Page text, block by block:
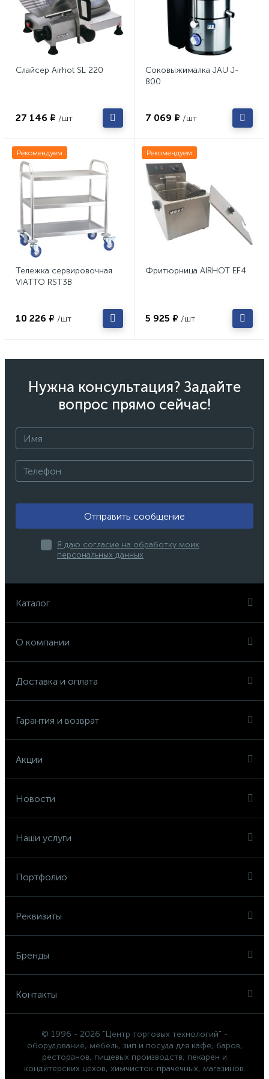
Слайсер Airhot SL 220
27 146 ₽ /шт
Соковыжималка JAU J-
800
7 069 ₽ /шт
Рекомендуем
Тележка сервировочная
VIATTO RST3B
10 226 ₽ /шт
Рекомендуем
Фритюрница AIRHOT EF4
5 925 ₽ /шт
Нужна консультация? Задайте
вопрос прямо сейчас!
Отправить сообщение
Я даю согласие на обработку моих
персональных данных
Каталог
О компании
Доставка и оплата
Гарантия и возврат
Акции
Новости
Наши услуги
Портфолио
Реквизиты
Бренды
Контакты
© 1996 - 2026 "Центр торговых технологий" -
оборудование, мебель, зип и посуда для кафе, баров,
ресторанов, пищевых производств, пекарен и
кондитерских цехов, химчисток-прачечных, магазинов.